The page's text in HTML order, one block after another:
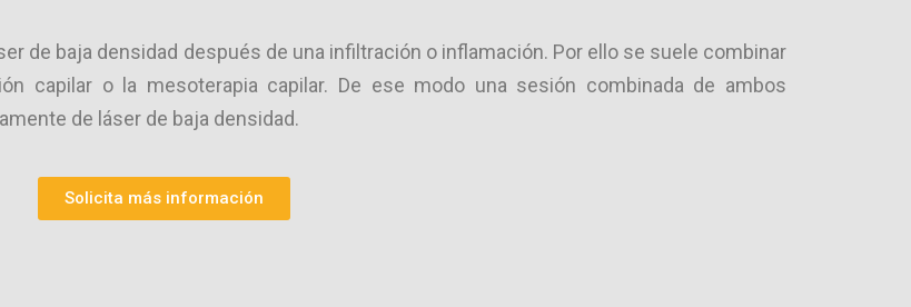
de baja densidad después de una infiltración o inflamación. Por ello se suele combinar
capilar o la mesoterapia capilar. De ese modo una sesión combinada de ambos
de láser de baja densidad.
Solicita más información